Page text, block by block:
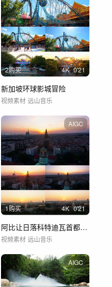
2购买 4K 0'21
新加坡环球影城冒险
视频素材 远山音乐
AIGC
1购买 4K 0'21
阿比让日落科特迪瓦首都风光非洲风光
视频素材 远山音乐
AIGC